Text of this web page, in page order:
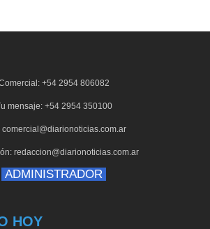
+54 2954 806082
mensaje: +54 2954 350100
comercial@diarionoticias.com.ar
redaccion@diarionoticias.com.ar
ADMINISTRADOR
HOY